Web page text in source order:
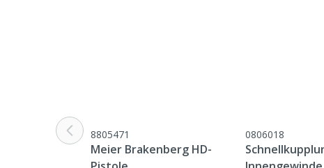
Tierarten
Ziegen, Andere
Farbe
Grün
8805471
Meier Brakenberg HD-
0806018